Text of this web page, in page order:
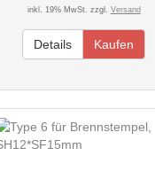
inkl. 19% MwSt. zzgl. Versand
Details Kaufen